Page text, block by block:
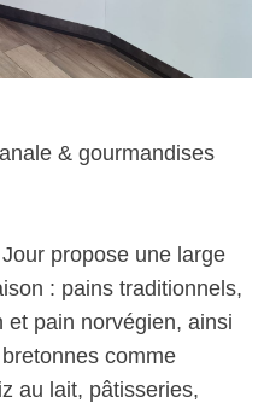
& gourmandises
propose une large
: pains traditionnels,
et pain norvégien, ainsi
comme
au lait, pâtisseries,